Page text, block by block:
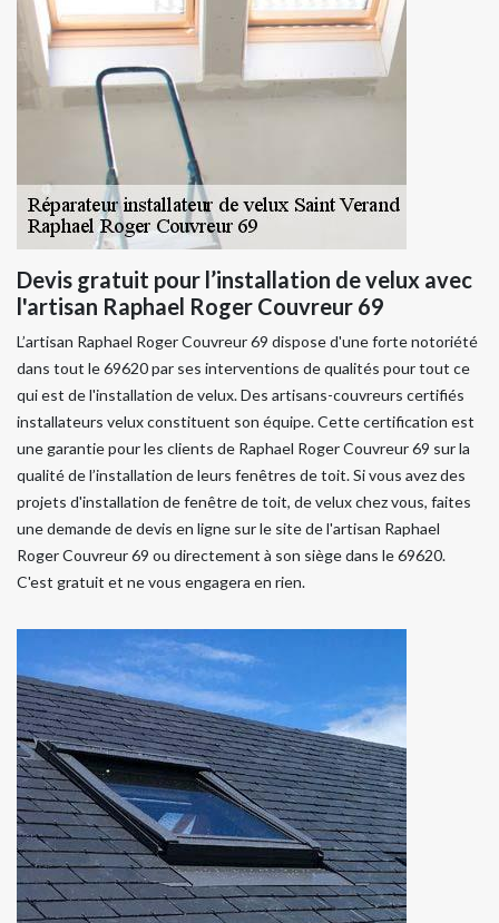
Devis gratuit pour l’installation de velux avec
l'artisan Raphael Roger Couvreur 69
L’artisan Raphael Roger Couvreur 69 dispose d'une forte notoriété
dans tout le 69620 par ses interventions de qualités pour tout ce
qui est de l'installation de velux. Des artisans-couvreurs certifiés
installateurs velux constituent son équipe. Cette certification est
une garantie pour les clients de Raphael Roger Couvreur 69 sur la
qualité de l’installation de leurs fenêtres de toit. Si vous avez des
projets d'installation de fenêtre de toit, de velux chez vous, faites
une demande de devis en ligne sur le site de l'artisan Raphael
Roger Couvreur 69 ou directement à son siège dans le 69620.
C'est gratuit et ne vous engagera en rien.